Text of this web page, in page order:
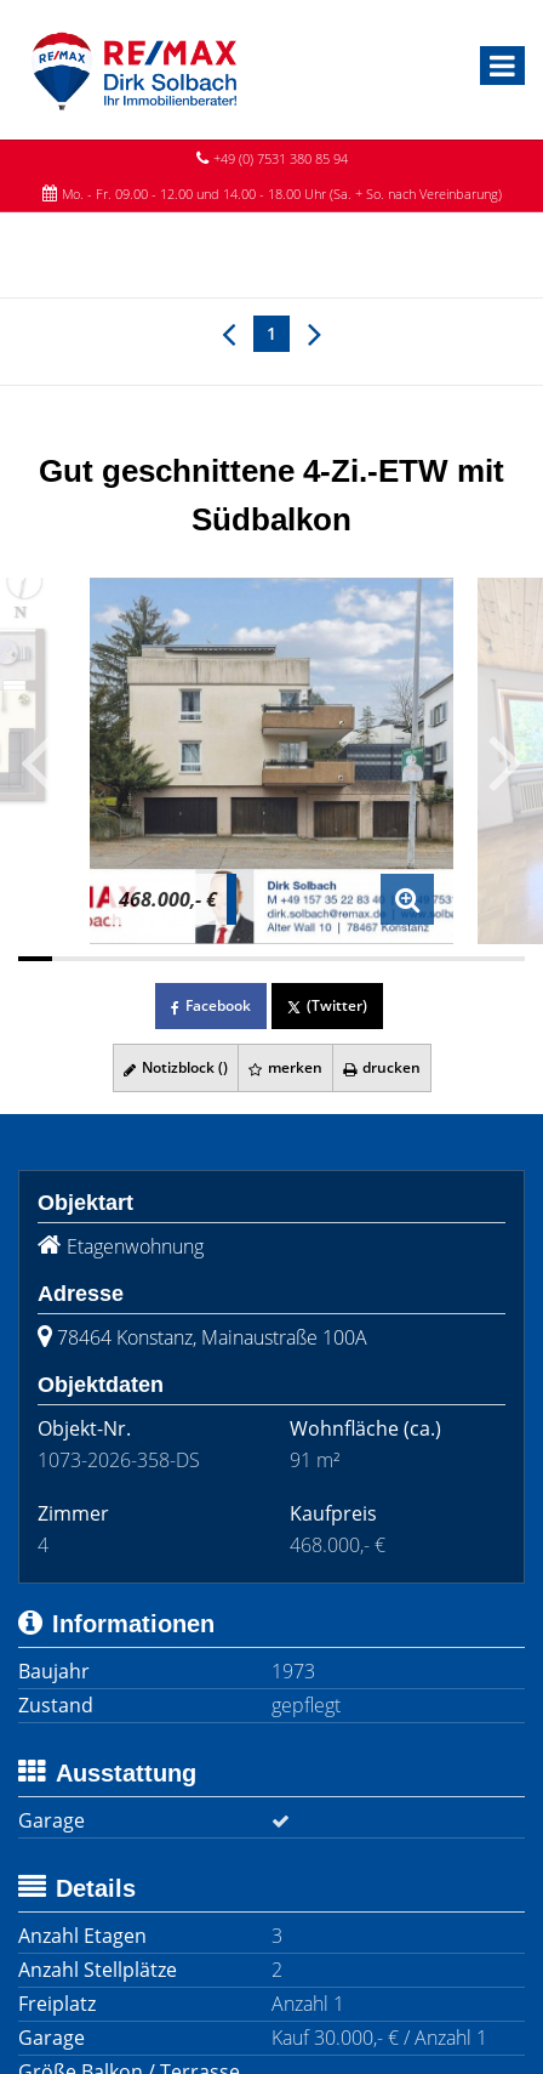
+49 (0) 7531 380 85 94
Mo. - Fr. 09.00 - 12.00 und 14.00 - 18.00 Uhr (Sa. + So. nach Vereinbarung)
1
Gut geschnittene 4-Zi.-ETW mit
Südbalkon
468.000,- €
Facebook (Twitter)
Notizblock () merken drucken
Objektart
Etagenwohnung
Adresse
78464 Konstanz, Mainaustraße 100A
Objektdaten
Objekt-Nr.
1073-2026-358-DS
Wohnfläche(ca.)
91 m²
Zimmer
4
Kaufpreis
468.000,- €
Informationen
Baujahr
1973
Zustand
gepflegt
Ausstattung
Garage
Details
Anzahl Etagen
3
Anzahl Stellplätze
2
Freiplatz
Anzahl 1
Garage
Kauf 30.000,- € / Anzahl 1